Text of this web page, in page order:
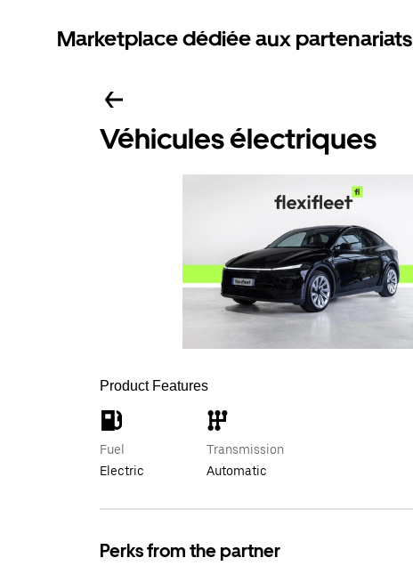
Marketplace dédiée aux partenariats
Véhicules électriques
Product Features
Fuel
Electric
Transmission
Automatic
Perks from the partner